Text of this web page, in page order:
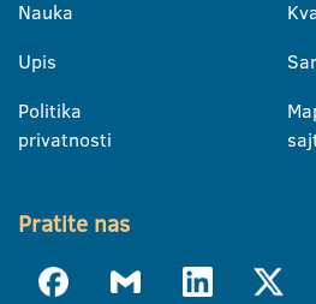
Nauka
Upis
Politika
privatnosti
Pratite nas